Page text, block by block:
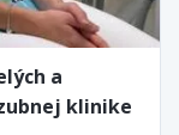
a
klinike